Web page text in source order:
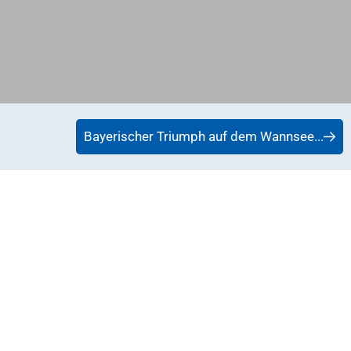
Bayerischer Triumph auf dem Wannsee...